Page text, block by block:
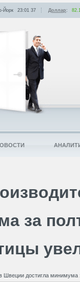
за
Йорк 23:01 37 Доллар: